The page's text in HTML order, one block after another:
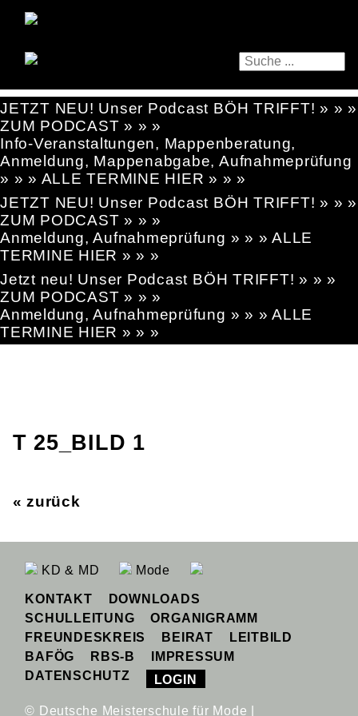
JETZT NEU! Unser Podcast BÖH TRIFFT! » » »
ZUM PODCAST » » »
Info-Veranstaltungen, Mappenberatung,
Anmeldung, Mappenabgabe, Aufnahmeprüfung
» » » ALLE TERMINE HIER » » »
JETZT NEU! Unser Podcast BÖH TRIFFT! » » »
ZUM PODCAST » » »
Anmeldung, Aufnahmeprüfung » » » ALLE
TERMINE HIER » » »
Jetzt neu! Unser Podcast BÖH TRIFFT! » » »
ZUM PODCAST » » »
Anmeldung, Aufnahmeprüfung » » » ALLE
TERMINE HIER » » »
T 25_BILD 1
« zurück
KD & MD Mode
KONTAKT
DOWNLOADS
SCHULLEITUNG
ORGANIGRAMM
FREUNDESKREIS
BEIRAT
LEITBILD
BAFÖG
RBS-B
IMPRESSUM
DATENSCHUTZ
LOGIN
© Deutsche Meisterschule für Mode |